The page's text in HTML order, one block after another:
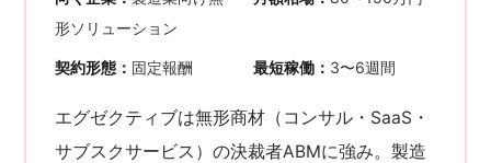
形ソリューション
契約形態： 固定報酬 最短稼働： 3〜6週間
エグゼクティブは無形商材（コンサル・SaaS・
サブスクサービス）の決裁者ABMに強み。製造